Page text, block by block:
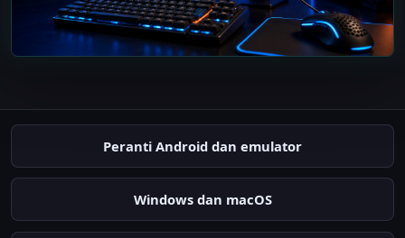
Peranti Android dan emulator
Windows dan macOS